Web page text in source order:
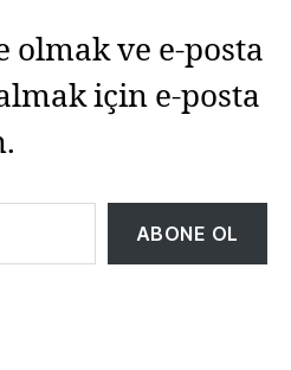
olmak ve e-posta
için e-posta
ABONE OL